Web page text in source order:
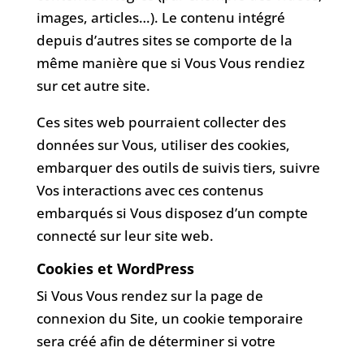
images, articles…). Le contenu intégré
depuis d’autres sites se comporte de la
même manière que si Vous Vous rendiez
sur cet autre site.
Ces sites web pourraient collecter des
données sur Vous, utiliser des cookies,
embarquer des outils de suivis tiers, suivre
Vos interactions avec ces contenus
embarqués si Vous disposez d’un compte
connecté sur leur site web.
Cookies et WordPress
Si Vous Vous rendez sur la page de
connexion du Site, un cookie temporaire
sera créé afin de déterminer si votre